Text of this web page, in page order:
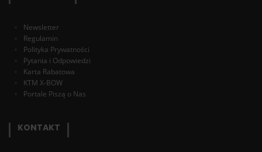
Newsletter
Regulamin
Polityka Prywatności
Pytania i Odpowiedzi
Karta Rabatowa
KTM X-BOW
Portale Piszą o Nas
KONTAKT